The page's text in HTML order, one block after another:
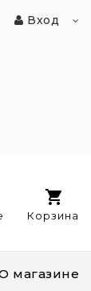
Вход
Корзина
магазине